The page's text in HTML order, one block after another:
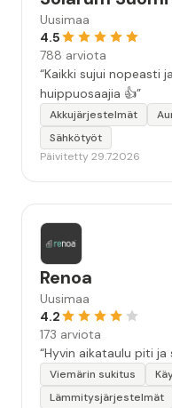
Uusimaa
4.5
788 arviota
“Kaikki sujui nopeasti
huippuosaajia 👍”
Akkujärjestelmät
Sähkötyöt
Päivitetty 29.7.2026
Renoa
Uusimaa
4.2
173 arviota
“Hyvin aikataulu piti ja
Viemärin sukitus
Lämmitysjärjestelmät